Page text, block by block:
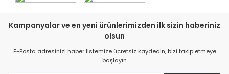
Kampanyalar ve en yeni ürünlerimizden ilk sizin haberiniz
olsun
E-Posta adresinizi haber listemize ücretsiz kaydedin, bizi takip etmeye
başlayın